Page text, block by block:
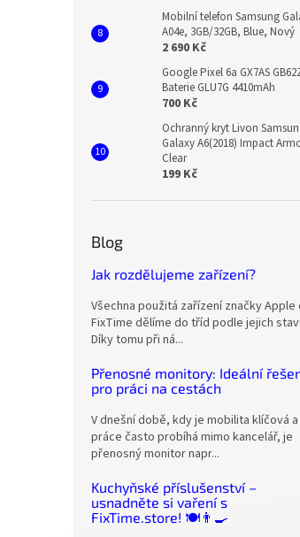
Mobilní telefon Samsung
A04e, 3GB/32GB, Blue, Nový
2 690 Kč
Google Pixel 6a GX7AS
Baterie GLU7G 4410mAh
700 Kč
Ochranný kryt Livon
Galaxy A6(2018) Impact
Clear
199 Kč
Blog
Jak rozdělujeme zařízení?
Všechna použitá zařízení značky Apple
FixTime dělíme do tříd podle jejich
Díky tomu při ná...
Přenosné monitory: Ideální
pro práci na cestách
V dnešní době, kdy je mobilita klíčová a
práce často probíhá mimo kancelář, je
přenosný monitor napr...
Kuchyňské příslušenství –
usnadněte si vaření s
FixTime.store! 🍽️👨‍🍳